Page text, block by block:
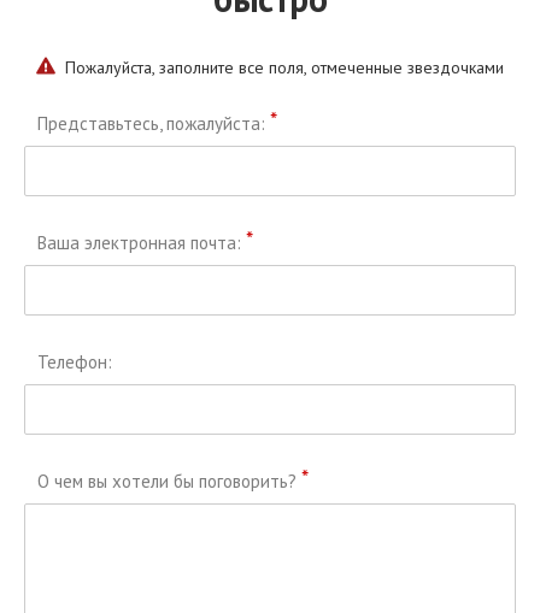
Пожалуйста, заполните все поля, отмеченные звездочками
Представьтесь, пожалуйста: *
Ваша электронная почта: *
Телефон:
О чем вы хотели бы поговорить? *